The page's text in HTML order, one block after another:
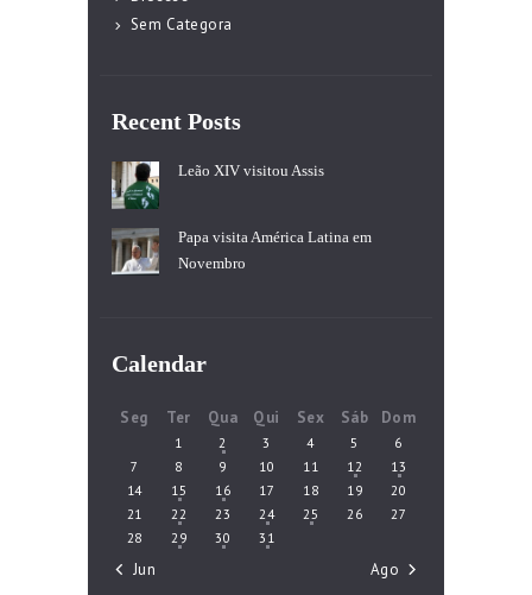
Sem Categora
Recent Posts
Leão XIV visitou Assis
Papa visita América Latina em
Novembro
Calendar
Seg Ter Qua Qui Sex Sáb Dom
1 2 3 4 5
6
7
8 9 10 11 12
13
14
15 16 17 18 19
20
21
22 23 24 25 26
27
28
29 30 31
« Jun Ago »